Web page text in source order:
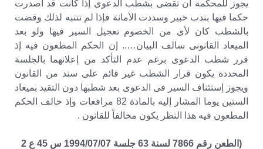
يجوز للمحكمة أن تقضى بشطب الدعوى إذا كانت قد أصدرت
حكما فيها بندب خبير وسددت الأمانة فإذا لم تتنبه لذلك وقضت
بالشطب كان لأى من الخصوم تعجيل السير فيها ولو بعد
الميعاد القانونى سالف البيان….. إن الحكم المطعون فيه إذ
قرر شطب الدعوى برغم عدم التأكد من إعلانهما بالجلسة
المحددة يكون قرار الشطب غير قائم على سند من القانون
ويجوز إستئناف السير فى الدعوى بعد شطبها دون التقيد بميعاد
الستين يوما المشار إليه بالمادة 82 مرافعات وإذ خالف الحكم
المطعون فيه هذا النظر يكون مخالفاً للقانون .
(الطعن رقم 7866 لسنة 63 جلسة 1994/07/07 س 45 ع 2